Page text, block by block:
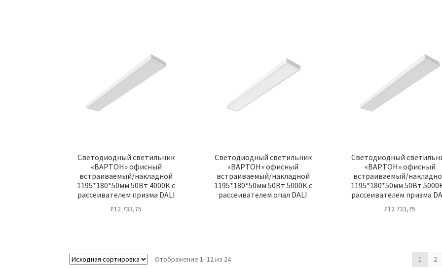
Светодиодный светильник
«ВАРТОН» офисный
встраиваемый/накладной
1195*180*50мм 50Вт 4000К с
рассеивателем призма DALI
₽12 733,75
Светодиодный светильник
«ВАРТОН» офисный
встраиваемый/накладной
1195*180*50мм 50Вт 5000К с
рассеивателем опал DALI
Светодиодный
«ВАРТОН» офисный
встраиваемый/
1195*180*50мм 50Вт
рассеивателем призма
₽12 733,75
Отображение 1–12 из 24 1 2